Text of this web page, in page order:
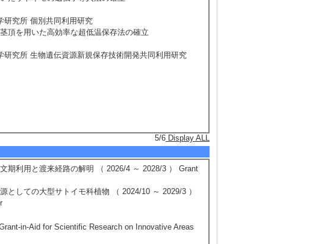
研究所 個別共同利用研究
頂を用いた高効率な超低温保存法の確立
究所 生物遺伝資源新規保存技術開発共同利用研究
5/6 Display ALL
期利用と渡来経路の解明 （ 2026/4 ～ 2028/3 ） Grant
しての大型サトイモ科植物 （ 2024/10 ～ 2029/3 ）
in-Aid for Scientific Research on Innovative Areas